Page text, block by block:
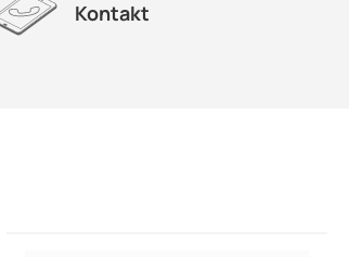
Kontakt